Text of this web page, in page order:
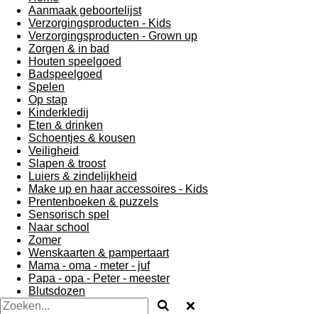
Aanmaak geboortelijst
Verzorgingsproducten - Kids
Verzorgingsproducten - Grown up
Zorgen & in bad
Houten speelgoed
Badspeelgoed
Spelen
Op stap
Kinderkledij
Eten & drinken
Schoentjes & kousen
Veiligheid
Slapen & troost
Luiers & zindelijkheid
Make up en haar accessoires - Kids
Prentenboeken & puzzels
Sensorisch spel
Naar school
Zomer
Wenskaarten & pampertaart
Mama - oma - meter - juf
Papa - opa - Peter - meester
Blutsdozen